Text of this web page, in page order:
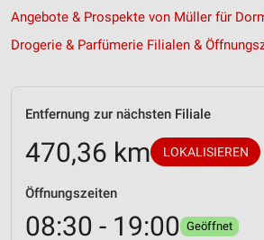
Angebote & Prospekte von Müller für
Drogerie & Parfümerie Filialen &
Entfernung zur nächsten Filiale
470,36 km LOKALISIEREN
Öffnungszeiten
08:30 - 19:00 Geöffnet